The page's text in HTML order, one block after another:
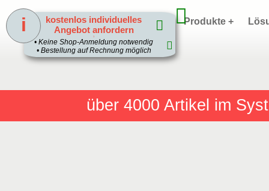
über 4000 Artikel im
Home Produkte +
kostenlos individuelles
Angebot anfordern
1
• Keine Shop-Anmeldung notwendig
• Bestellung auf Rechnung möglich
i